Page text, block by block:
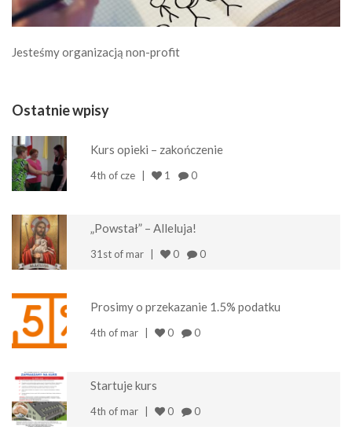
Jesteśmy organizacją non-profit
Ostatnie wpisy
Kurs opieki – zakończenie
4th of cze 1 0
„Powstał” – Alleluja!
31st of mar 0 0
Prosimy o przekazanie 1.5% podatku
4th of mar 0 0
Startuje kurs
4th of mar 0 0